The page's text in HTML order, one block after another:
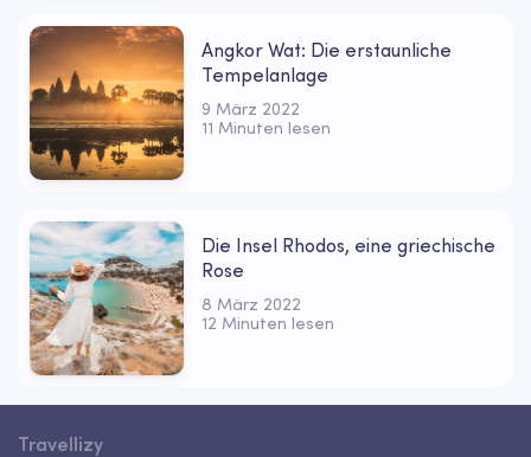
Angkor Wat: Die erstaunliche
Tempelanlage
9 März 2022
11 Minuten lesen
Die Insel Rhodos, eine griechische
Rose
8 März 2022
12 Minuten lesen
Travellizy